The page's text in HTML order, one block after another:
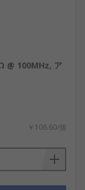
@ 100MHz, ア
￥106.60/個